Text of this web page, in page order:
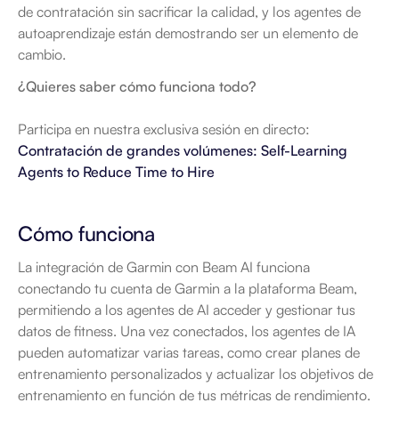
de contratación sin sacrificar la calidad, y los agentes de
autoaprendizaje están demostrando ser un elemento de
cambio.
¿Quieres saber cómo funciona todo?
Contratación de grandes volúmenes: Self-Learning
Agents to Reduce Time to Hire
Cómo funciona
La integración de Garmin con Beam AI funciona
conectando tu cuenta de Garmin a la plataforma Beam,
permitiendo a los agentes de AI acceder y gestionar tus
datos de fitness. Una vez conectados, los agentes de IA
pueden automatizar varias tareas, como crear planes de
entrenamiento personalizados y actualizar los objetivos de
entrenamiento en función de tus métricas de rendimiento.